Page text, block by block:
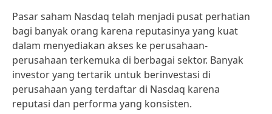
Pasar saham Nasdaq telah menjadi pusat perhatian
bagi banyak orang karena reputasinya yang kuat
dalam menyediakan akses ke perusahaan-
perusahaan terkemuka di berbagai sektor. Banyak
investor yang tertarik untuk berinvestasi di
perusahaan yang terdaftar di Nasdaq karena
reputasi dan performa yang konsisten.